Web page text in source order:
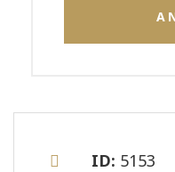
ID: 5153